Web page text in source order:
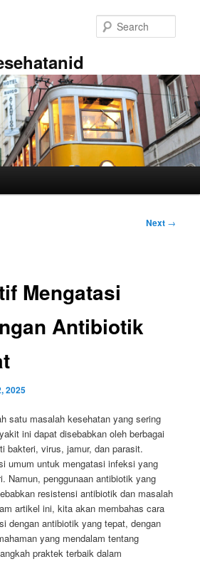
Next →
Mengatasi
Antibiotik
2025
satu masalah kesehatan yang sering
ini dapat disebabkan oleh berbagai
bakteri, virus, jamur, dan parasit.
umum untuk mengatasi infeksi yang
Namun, penggunaan antibiotik yang
resistensi antibiotik dan masalah
artikel ini, kita akan membahas cara
dengan antibiotik yang tepat, dengan
yang mendalam tentang
praktek terbaik dalam